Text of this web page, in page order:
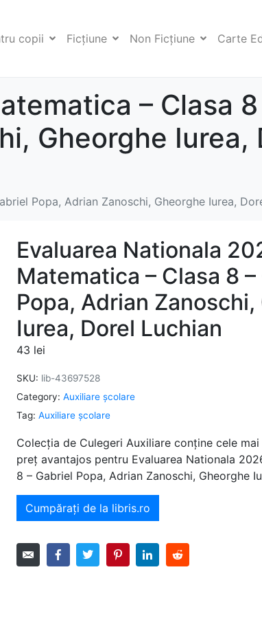
copii Ficţiune Non Ficţiune Carte
– Clasa 8
Gheorghe Iurea,
Popa, Adrian Zanoschi, Gheorghe Iurea,
Evaluarea Nationala
Matematica – Clasa 8
Popa, Adrian
Iurea, Dorel Luchian
43 lei
SKU: lib-43697528
Category: Auxiliare şcolare
Tag: Auxiliare şcolare
Colecția de Culegeri Auxiliare conține cele
preț avantajos pentru Evaluarea Nationala
8 – Gabriel Popa, Adrian Zanoschi, Gheorghe
Cumpărați de la libris.ro